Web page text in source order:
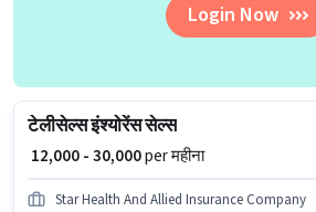
Login Now
टेलीसेल्स इंश्योरेंस सेल्स
₹ 12,000 - 30,000per महीना
Star Health And Allied Insurance Company